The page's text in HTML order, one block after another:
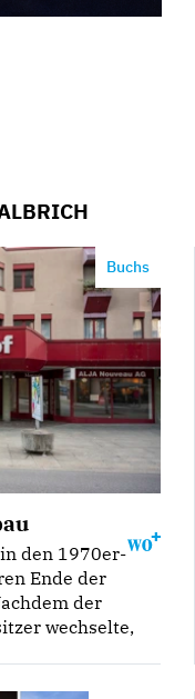
Buchs
den 1970er-
Ende der
der
wechselte,